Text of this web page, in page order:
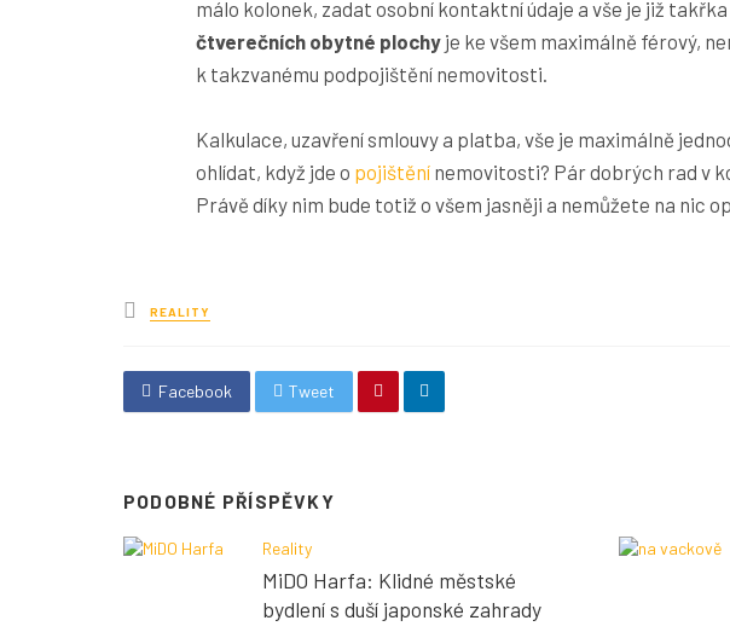
málo kolonek, zadat osobní kontaktní údaje a vše je již
čtverečních obytné plochy je ke všem maximálně férový,
k takzvanému podpojištění nemovitosti.
Kalkulace, uzavření smlouvy a platba, vše je maximálně
ohlídat, když jde o pojištění nemovitosti? Pár dobrých rad v
Právě díky nim bude totiž o všem jasněji a nemůžete na nic
Posted
in
REALITY
Facebook Tweet
PODOBNÉ PŘÍSPĚVKY
Reality
MiDO Harfa: Klidné městské
bydlení s duší japonské zahrady